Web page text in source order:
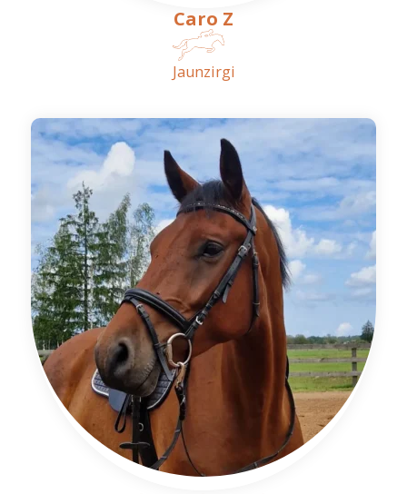
Caro Z
Jaunzirgi